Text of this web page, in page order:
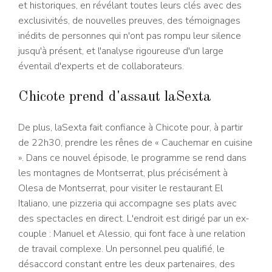
et historiques, en révélant toutes leurs clés avec des
exclusivités, de nouvelles preuves, des témoignages
inédits de personnes qui n'ont pas rompu leur silence
jusqu'à présent, et l'analyse rigoureuse d'un large
éventail d'experts et de collaborateurs.
Chicote prend d'assaut laSexta
De plus, laSexta fait confiance à Chicote pour, à partir
de 22h30, prendre les rênes de « Cauchemar en cuisine
». Dans ce nouvel épisode, le programme se rend dans
les montagnes de Montserrat, plus précisément à
Olesa de Montserrat, pour visiter le restaurant El
Italiano, une pizzeria qui accompagne ses plats avec
des spectacles en direct. L'endroit est dirigé par un ex-
couple : Manuel et Alessio, qui font face à une relation
de travail complexe. Un personnel peu qualifié, le
désaccord constant entre les deux partenaires, des